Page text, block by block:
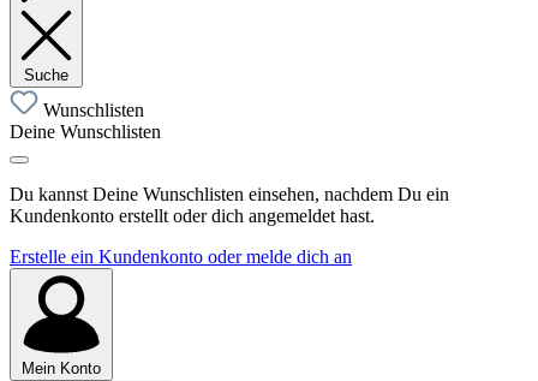
Suche
Wunschlisten
Deine Wunschlisten
Du kannst Deine Wunschlisten einsehen, nachdem Du ein
Kundenkonto erstellt oder dich angemeldet hast.
Erstelle ein Kundenkonto oder melde dich an
Mein Konto